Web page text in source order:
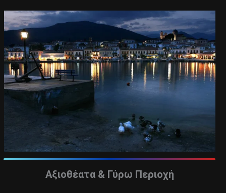
Αξιοθέατα & Γύρω Περιοχή